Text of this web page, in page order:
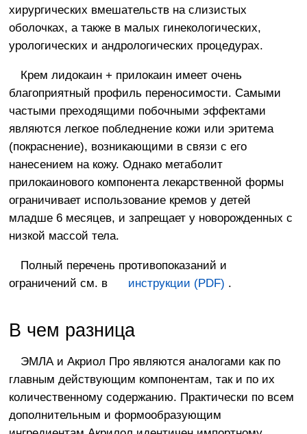
хирургических вмешательств на слизистых
оболочках, а также в малых гинекологических,
урологических и андрологических процедурах.
Крем лидокаин + прилокаин имеет очень
благоприятный профиль переносимости. Самыми
частыми преходящими побочными эффектами
являются легкое побледнение кожи или эритема
(покраснение), возникающими в связи с его
нанесением на кожу. Однако метаболит
прилокаинового компонента лекарственной формы
ограничивает использование кремов у детей
младше 6 месяцев, и запрещает у новорожденных с
низкой массой тела.
Полный перечень противопоказаний и
ограничений см. в
инструкции (PDF) .
В чем разница
ЭМЛА и Акриол Про являются аналогами как по
главным действующим компонентам, так и по их
количественному содержанию. Практически по всем
дополнительным и формообразующим